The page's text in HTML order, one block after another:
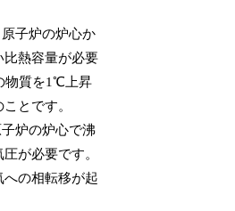
子炉の炉心か
比熱容量が必要
物質を1℃上昇
とです。
炉の炉心で沸
が必要です。
の相転移が起